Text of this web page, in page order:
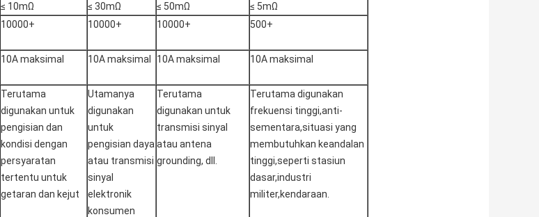
≤ 10mΩ ≤ 30mΩ ≤ 50mΩ
≤ 5mΩ
10000+ 10000+ 10000+ 500+
10A maksimal 10A maksimal 10A maksimal 10A maksimal
Terutama
digunakan untuk
pengisian dan
kondisi dengan
persyaratan
tertentu untuk
getaran dan kejut
Utamanya
digunakan
untuk
pengisian daya
atau transmisi
sinyal
elektronik
konsumen
Terutama
digunakan untuk
transmisi sinyal
atau antena
grounding, dll.
Terutama digunakan
frekuensi tinggi,anti-
sementara,situasi yang
membutuhkan keandalan
tinggi,seperti stasiun
dasar,industri
militer,kendaraan.